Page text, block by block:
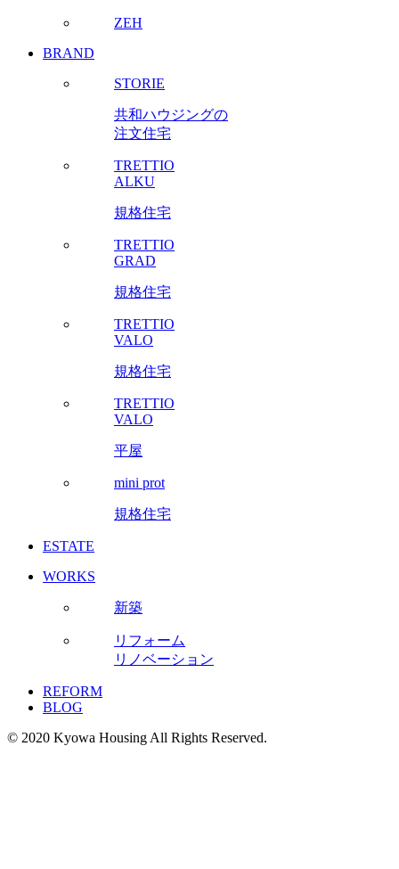
ZEH
BRAND
STORIE
共和ハウジングの
注文住宅
TRETTIO
ALKU
規格住宅
TRETTIO
GRAD
規格住宅
TRETTIO
VALO
規格住宅
TRETTIO
VALO
平屋
mini prot
規格住宅
ESTATE
WORKS
新築
リフォーム
リノベーション
REFORM
BLOG
© 2020 Kyowa Housing All Rights Reserved.